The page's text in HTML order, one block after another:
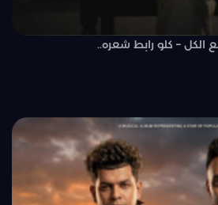
– كلو رابط شعره..